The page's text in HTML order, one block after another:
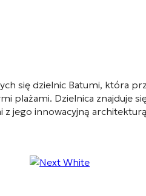
się dzielnic Batumi, która
Dzielnica znajduje
jego innowacyjną